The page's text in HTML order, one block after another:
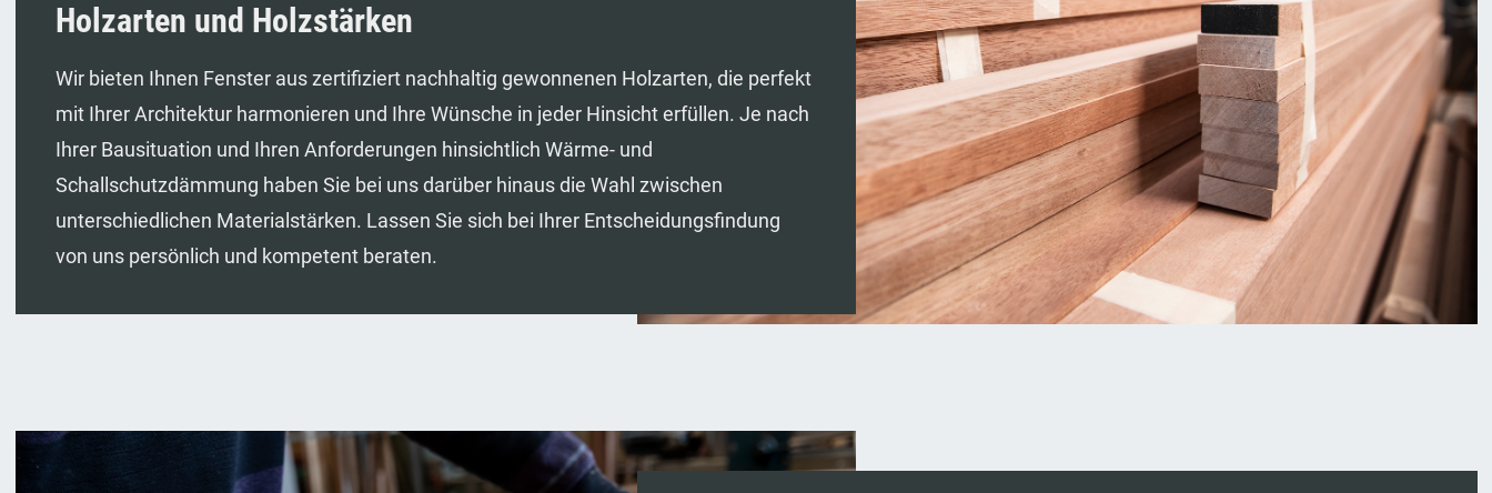
Holzarten und Holzstärken
Wir bieten Ihnen Fenster aus zertifiziert nachhaltig gewonnenen Holzarten, die perfekt
mit Ihrer Architektur harmonieren und Ihre Wünsche in jeder Hinsicht erfüllen. Je nach
Ihrer Bausituation und Ihren Anforderungen hinsichtlich Wärme- und
Schallschutzdämmung haben Sie bei uns darüber hinaus die Wahl zwischen
unterschiedlichen Materialstärken. Lassen Sie sich bei Ihrer Entscheidungsfindung
von uns persönlich und kompetent beraten.